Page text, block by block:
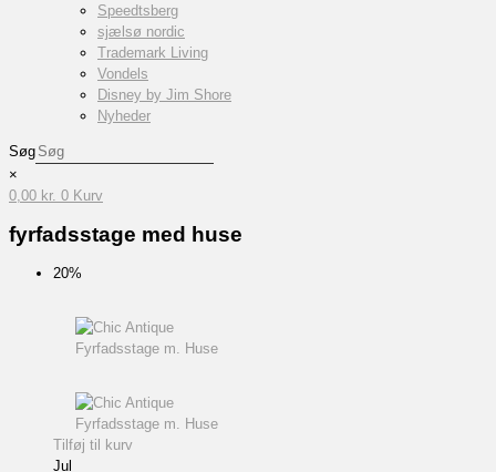
Speedtsberg
sjælsø nordic
Trademark Living
Vondels
Disney by Jim Shore
Nyheder
Søg
×
0,00 kr. 0 Kurv
fyrfadsstage med huse
20%
Tilføj til kurv
Jul